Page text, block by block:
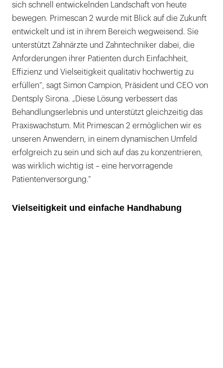
sich schnell entwickelnden Landschaft von heute
bewegen. Primescan 2 wurde mit Blick auf die Zukunft
entwickelt und ist in ihrem Bereich wegweisend. Sie
unterstützt Zahnärzte und Zahntechniker dabei, die
Anforderungen ihrer Patienten durch Einfachheit,
Effizienz und Vielseitigkeit qualitativ hochwertig zu
erfüllen“, sagt Simon Campion, Präsident und CEO von
Dentsply Sirona. „Diese Lösung verbessert das
Behandlungserlebnis und unterstützt gleichzeitig das
Praxiswachstum. Mit Primescan 2 ermöglichen wir es
unseren Anwendern, in einem dynamischen Umfeld
erfolgreich zu sein und sich auf das zu konzentrieren,
was wirklich wichtig ist – eine hervorragende
Patientenversorgung.“
Vielseitigkeit und einfache Handhabung